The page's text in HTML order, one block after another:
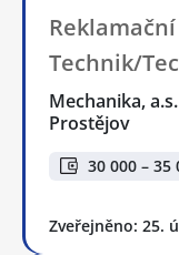
Technik/
Mechanika, a.s.
Prostějov
30 000 – 35
Zveřejněno: 25.